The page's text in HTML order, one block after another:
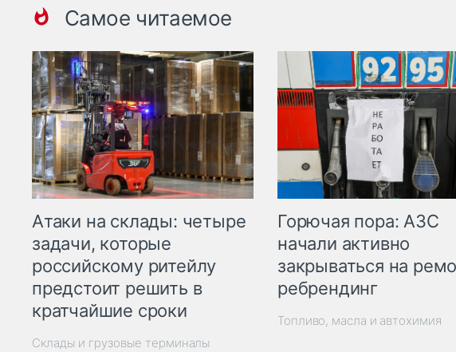
Самое читаемое
Атаки на склады: четыре
задачи, которые
российскому ритейлу
предстоит решить в
кратчайшие сроки
Склады и грузовые терминалы
Горючая пора: АЗС
начали активно
закрываться на
ребрендинг
Топливо, масла и автохимия